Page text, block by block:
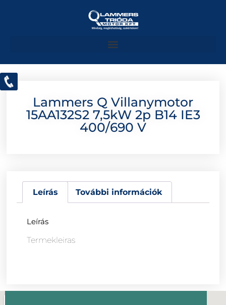
Lammers Q Villanymotor
15AA132S2 7,5kW 2p B14 IE3
400/690 V
Leírás További információk
Leírás
Termekleiras